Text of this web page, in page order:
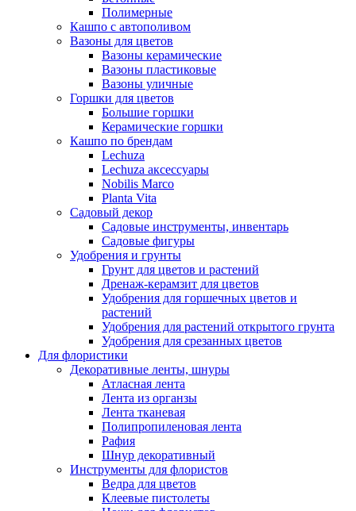
Полимерные
Кашпо с автополивом
Вазоны для цветов
Вазоны керамические
Вазоны пластиковые
Вазоны уличные
Горшки для цветов
Большие горшки
Керамические горшки
Кашпо по брендам
Lechuza
Lechuza аксессуары
Nobilis Marco
Planta Vita
Садовый декор
Садовые инструменты, инвентарь
Садовые фигуры
Удобрения и грунты
Грунт для цветов и растений
Дренаж-керамзит для цветов
Удобрения для горшечных цветов и
растений
Удобрения для растений открытого грунта
Удобрения для срезанных цветов
Для флористики
Декоративные ленты, шнуры
Атласная лента
Лента из органзы
Лента тканевая
Полипропиленовая лента
Рафия
Шнур декоративный
Инструменты для флористов
Ведра для цветов
Клеевые пистолеты